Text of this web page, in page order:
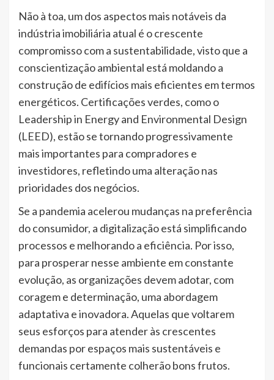
Não à toa, um dos aspectos mais notáveis da
indústria imobiliária atual é o crescente
compromisso com a sustentabilidade, visto que a
conscientização ambiental está moldando a
construção de edifícios mais eficientes em termos
energéticos. Certificações verdes, como o
Leadership in Energy and Environmental Design
(LEED), estão se tornando progressivamente
mais importantes para compradores e
investidores, refletindo uma alteração nas
prioridades dos negócios.
Se a pandemia acelerou mudanças na preferência
do consumidor, a digitalização está simplificando
processos e melhorando a eficiência. Por isso,
para prosperar nesse ambiente em constante
evolução, as organizações devem adotar, com
coragem e determinação, uma abordagem
adaptativa e inovadora. Aquelas que voltarem
seus esforços para atender às crescentes
demandas por espaços mais sustentáveis e
funcionais certamente colherão bons frutos.